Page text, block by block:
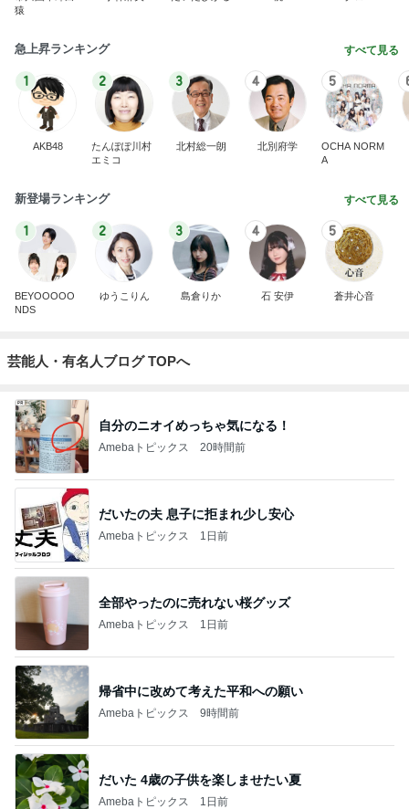
猿
急上昇ランキング すべて見る
1
AKB48
2
たんぽぽ川村
エミコ
3
北村総一朗
4
北別府学
5
OCHA NORM
A
新登場ランキング すべて見る
1
BEYOOOOO
NDS
2
ゆうこりん
3
島倉りか
4
石 安伊
5
蒼井心音
芸能人・有名人ブログ TOPへ
自分のニオイめっちゃ気になる！
Amebaトピックス 20時間前
だいたの夫 息子に拒まれ少し安心
Amebaトピックス 1日前
全部やったのに売れない桜グッズ
Amebaトピックス 1日前
帰省中に改めて考えた平和への願い
Amebaトピックス 9時間前
だいた 4歳の子供を楽しませたい夏
Amebaトピックス 1日前